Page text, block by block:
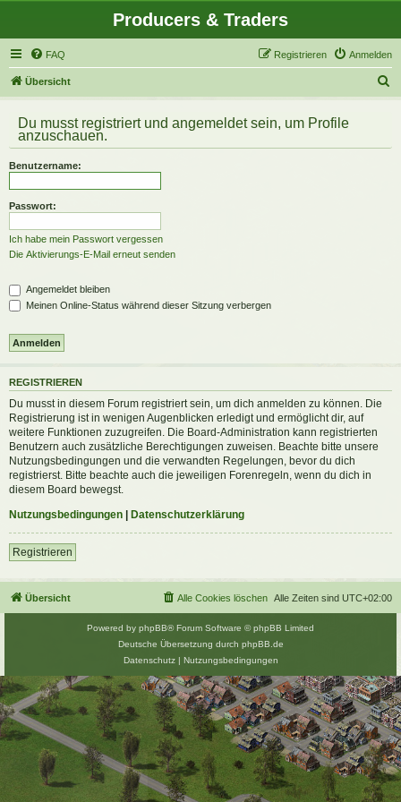
Producers & Traders
FAQ Anmelden
Registrieren
Übersicht
h
Du musst registriert und angemeldet sein, um Profile
anzuschauen.
Benutzername:
Passwort:
Ich habe mein Passwort vergessen
Die Aktivierungs-E-Mail erneut senden
Angemeldet bleiben
Meinen Online-Status während dieser Sitzung verbergen
REGISTRIEREN
Du musst in diesem Forum registriert sein, um dich anmelden zu können. Die
Registrierung ist in wenigen Augenblicken erledigt und ermöglicht dir, auf
weitere Funktionen zuzugreifen. Die Board-Administration kann registrierten
Benutzern auch zusätzliche Berechtigungen zuweisen. Beachte bitte unsere
Nutzungsbedingungen und die verwandten Regelungen, bevor du dich
registrierst. Bitte beachte auch die jeweiligen Forenregeln, wenn du dich in
diesem Board bewegst.
Nutzungsbedingungen | Datenschutzerklärung
Registrieren
Übersicht Alle Zeiten sind UTC+02:00
Alle Cookies löschen
Powered by phpBB® Forum Software © phpBB Limited
Deutsche Übersetzung durch phpBB.de
Datenschutz| Nutzungsbedingungen